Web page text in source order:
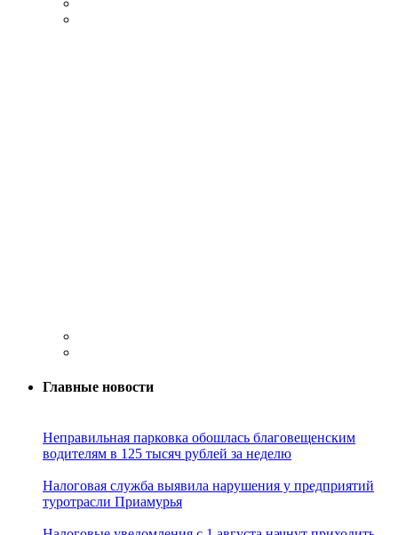
Главные новости
Неправильная парковка обошлась благовещенским
водителям в 125 тысяч рублей за неделю
Налоговая служба выявила нарушения у предприятий
туротрасли Приамурья